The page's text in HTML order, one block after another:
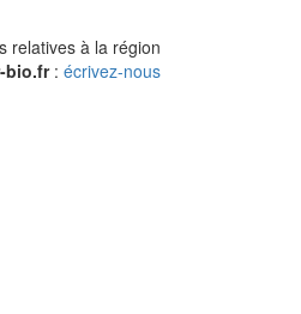
relatives à la région
bio.fr: écrivez-nous